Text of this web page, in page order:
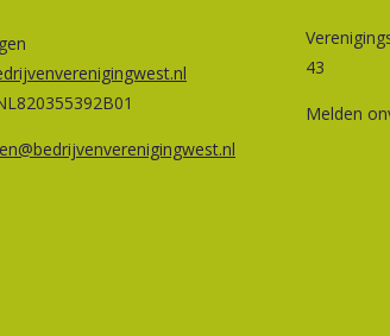
43
Melden